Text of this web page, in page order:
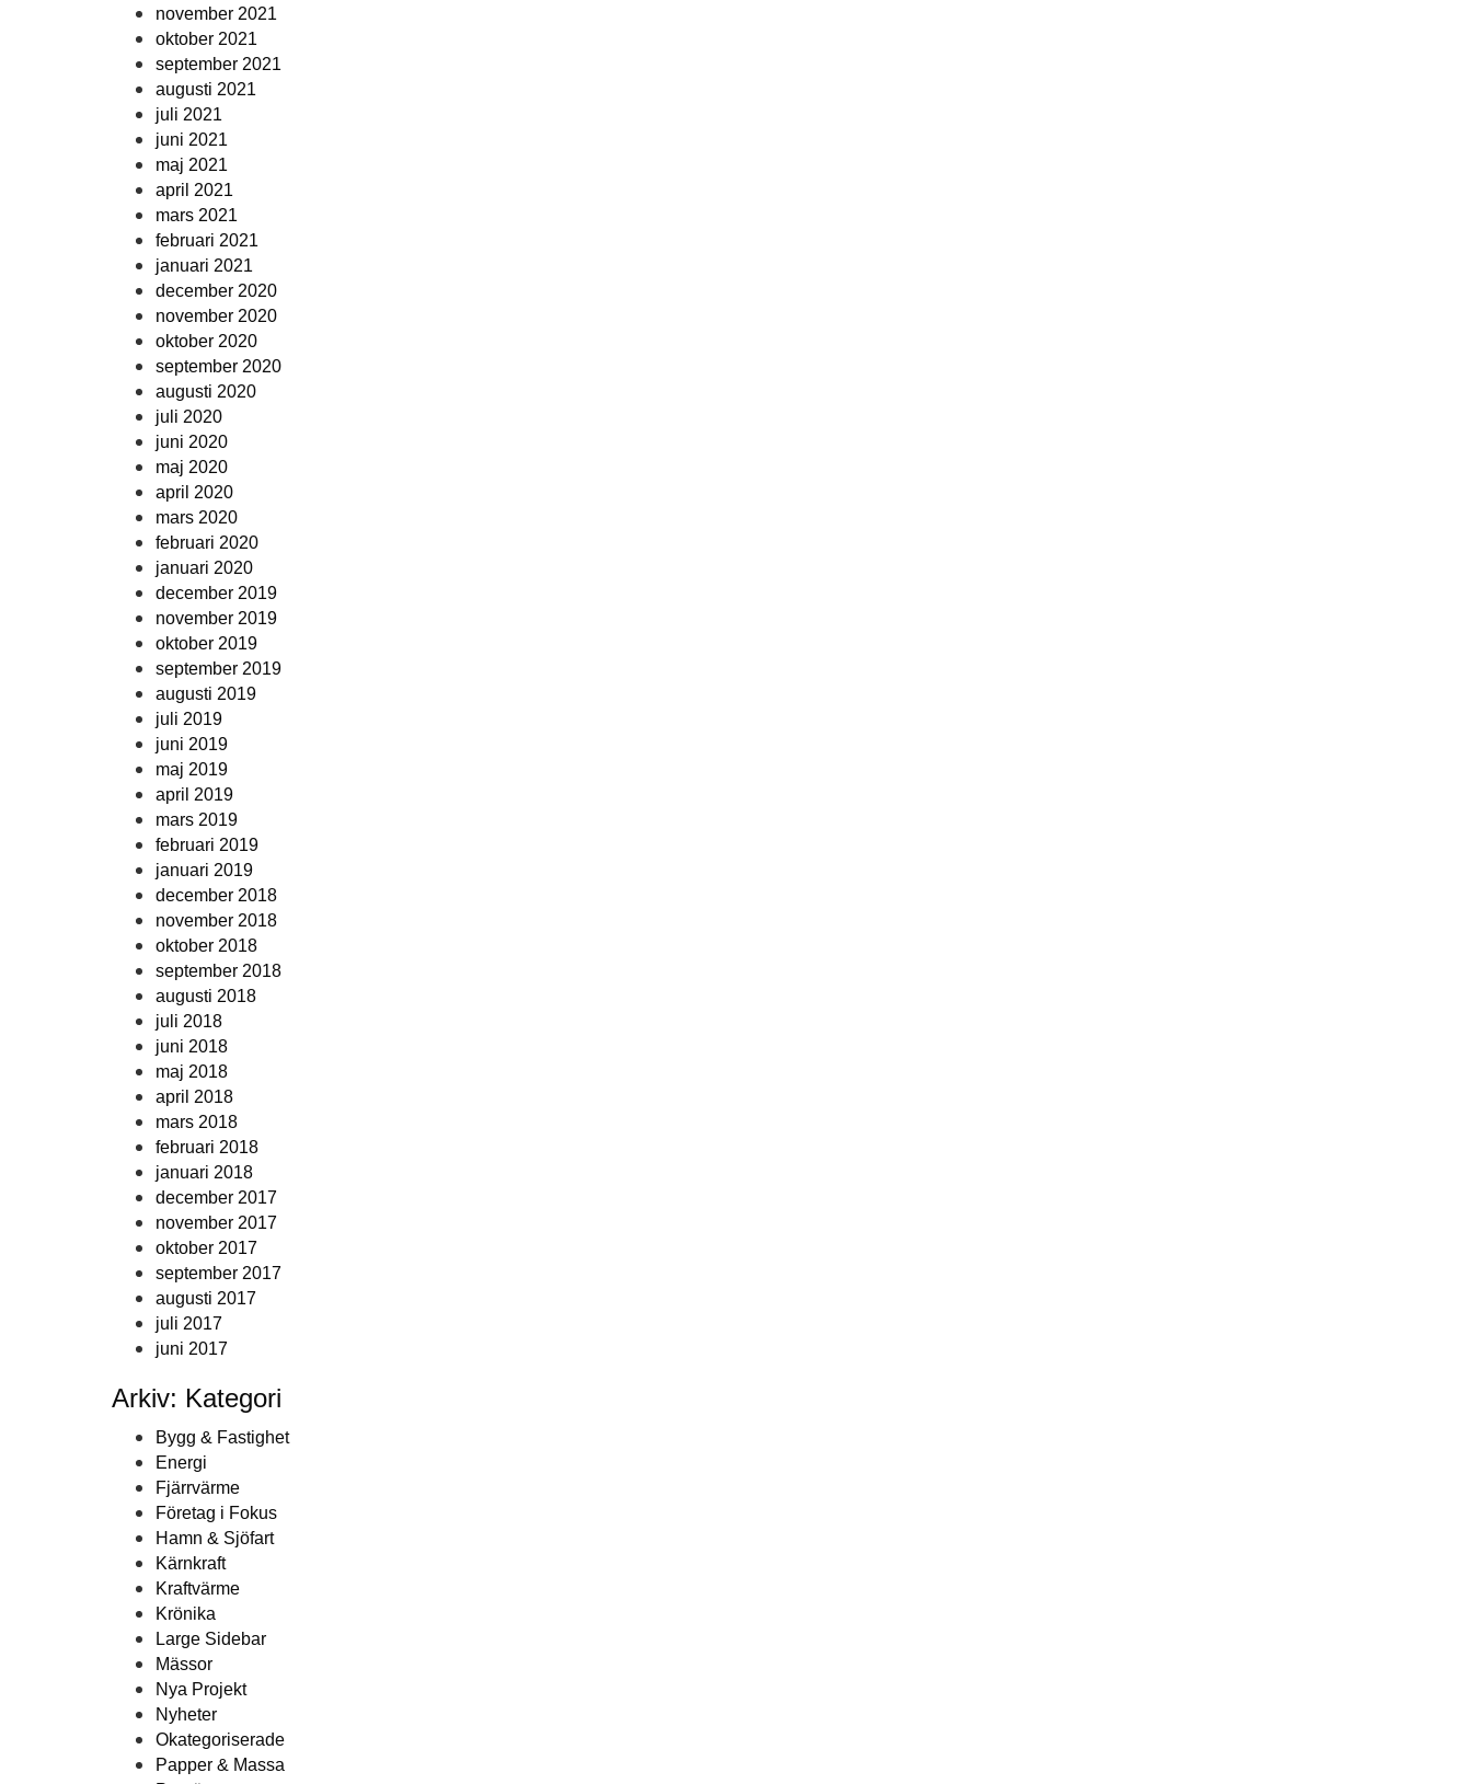
november 2021
oktober 2021
september 2021
augusti 2021
juli 2021
juni 2021
maj 2021
april 2021
mars 2021
februari 2021
januari 2021
december 2020
november 2020
oktober 2020
september 2020
augusti 2020
juli 2020
juni 2020
maj 2020
april 2020
mars 2020
februari 2020
januari 2020
december 2019
november 2019
oktober 2019
september 2019
augusti 2019
juli 2019
juni 2019
maj 2019
april 2019
mars 2019
februari 2019
januari 2019
december 2018
november 2018
oktober 2018
september 2018
augusti 2018
juli 2018
juni 2018
maj 2018
april 2018
mars 2018
februari 2018
januari 2018
december 2017
november 2017
oktober 2017
september 2017
augusti 2017
juli 2017
juni 2017
Arkiv: Kategori
Bygg & Fastighet
Energi
Fjärrvärme
Företag i Fokus
Hamn & Sjöfart
Kärnkraft
Kraftvärme
Krönika
Large Sidebar
Mässor
Nya Projekt
Nyheter
Okategoriserade
Papper & Massa